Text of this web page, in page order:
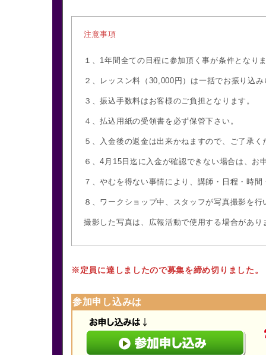
注意事項
１、1年間全ての日程に参加頂く事が条件となり
２、レッスン料（30,000円）は一括でお振り込
３、振込手数料はお客様のご負担となります。
４、払込用紙の受領書を必ず保管下さい。
５、入金後の返金は出来かねますので、ご了承く
６、4月15日迄に入金が確認できない場合は、
７、やむを得ない事情により、講師・日程・時
８、ワークショップ中、スタッフが写真撮影を行
撮影した写真は、広報活動で使用する場合があ
※定員に達しましたので募集を締め切りました。
参加申し込みは